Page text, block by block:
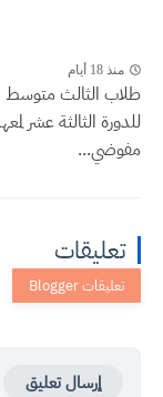
منذ 18 أيام
طلاب الثالث متوسط
للدورة الثالثة عشر
مفوضي...
تعليقات
إرسال تعليق